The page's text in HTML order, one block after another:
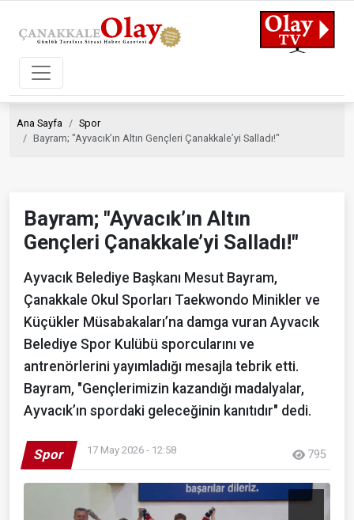
Ana Sayfa
Spor
Bayram; "Ayvacık’ın Altın Gençleri Çanakkale’yi Salladı!"
Bayram; "Ayvacık’ın Altın
Gençleri Çanakkale’yi Salladı!"
Ayvacık Belediye Başkanı Mesut Bayram,
Çanakkale Okul Sporları Taekwondo Minikler ve
Küçükler Müsabakaları’na damga vuran Ayvacık
Belediye Spor Kulübü sporcularını ve
antrenörlerini yayımladığı mesajla tebrik etti.
Bayram, "Gençlerimizin kazandığı madalyalar,
Ayvacık’ın spordaki geleceğinin kanıtıdır" dedi.
Spor 17 May 2026 - 12:58 795